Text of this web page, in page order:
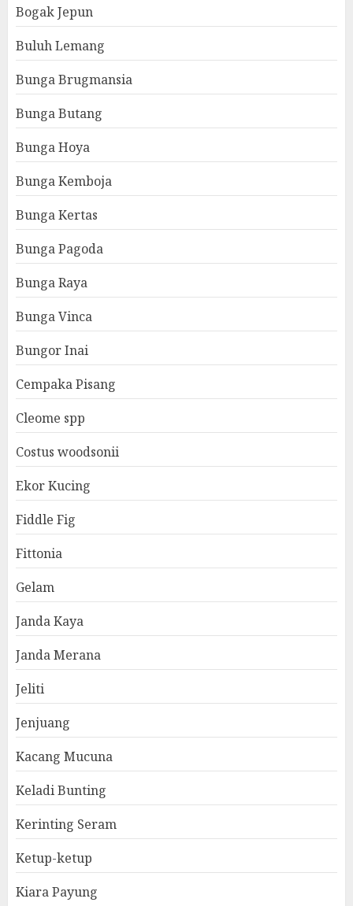
Bogak Jepun
Buluh Lemang
Bunga Brugmansia
Bunga Butang
Bunga Hoya
Bunga Kemboja
Bunga Kertas
Bunga Pagoda
Bunga Raya
Bunga Vinca
Bungor Inai
Cempaka Pisang
Cleome spp
Costus woodsonii
Ekor Kucing
Fiddle Fig
Fittonia
Gelam
Janda Kaya
Janda Merana
Jeliti
Jenjuang
Kacang Mucuna
Keladi Bunting
Kerinting Seram
Ketup-ketup
Kiara Payung